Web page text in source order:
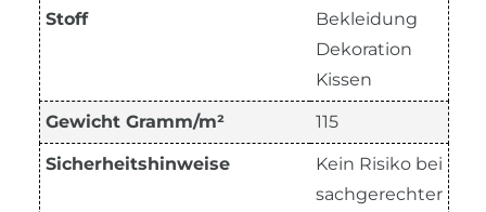
Stoff
Bekleidung
Dekoration
Kissen
Gewicht Gramm/m² 115
Sicherheitshinweise
Kein Risiko bei
sachgerechter